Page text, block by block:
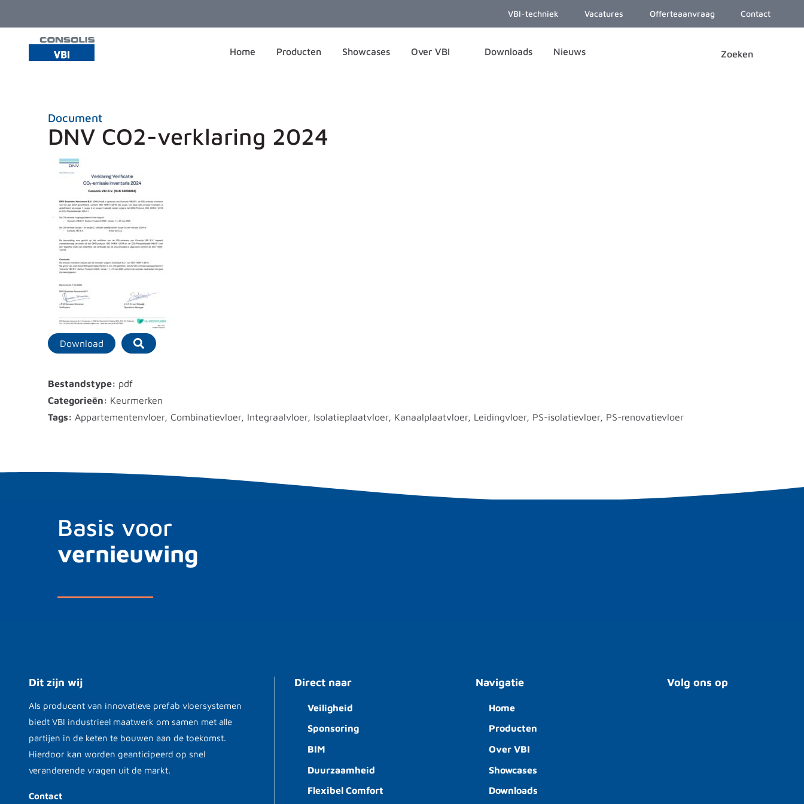
VBI-techniek Vacatures Offerteaanvraag Contact
Home Producten Showcases Over VBI Downloads Nieuws
Document
DNV CO2-verklaring 2024
Download
Bestandstype: pdf
Categorieën: Keurmerken
Tags: Appartementenvloer, Combinatievloer, Integraalvloer, Isolatieplaatvloer, Kanaalplaatvloer, Leidingvloer, PS-isolatievloer, PS-renovatievloer
Basis voor
vernieuwing
Dit zijn wij
Als producent van innovatieve prefab vloersystemen
biedt VBI industrieel maatwerk om samen met alle
partijen in de keten te bouwen aan de toekomst.
Hierdoor kan worden geanticipeerd op snel
veranderende vragen uit de markt.
Contact
Direct naar
Veiligheid
Sponsoring
BIM
Duurzaamheid
Flexibel Comfort
Navigatie
Home
Producten
Over VBI
Showcases
Downloads
Volg ons op